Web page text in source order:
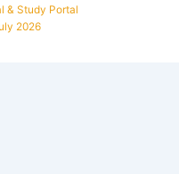
& Study Portal
2026